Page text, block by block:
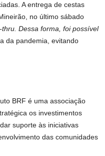
A entrega de cestas
no último sábado
thru. Dessa forma, foi possível
da pandemia, evitando
BRF é uma associação
os investimentos
suporte às iniciativas
das comunidades